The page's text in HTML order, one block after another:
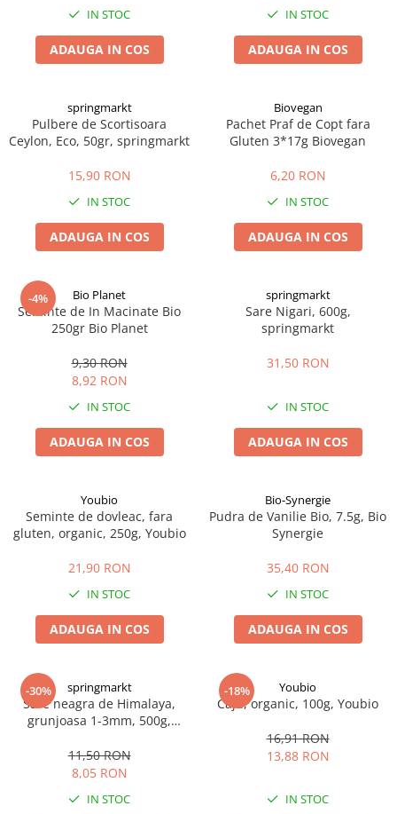
Sarcina si alaptare
Alte produse din Cocos
IN STOC
ADAUGA IN COS
IN STOC
ADAUGA IN COS
springmarkt
Pulbere de Scortisoara
Ceylon, Eco, 50gr, springmarkt
15,90 RON
IN STOC
ADAUGA IN COS
Biovegan
Pachet Praf de Copt fara
Gluten 3*17g Biovegan
6,20 RON
IN STOC
ADAUGA IN COS
-4% Bio Planet
Seminte de In Macinate Bio
250gr Bio Planet
9,30 RON
8,92 RON
IN STOC
ADAUGA IN COS
springmarkt
Sare Nigari, 600g,
springmarkt
31,50 RON
IN STOC
ADAUGA IN COS
Youbio
Seminte de dovleac, fara
gluten, organic, 250g, Youbio
21,90 RON
IN STOC
ADAUGA IN COS
Bio-Synergie
Pudra de Vanilie Bio, 7.5g, Bio
Synergie
35,40 RON
IN STOC
ADAUGA IN COS
-30% springmarkt
Sare neagra de Himalaya,
grunjoasa 1-3mm, 500g,
11,50 RON
8,05 RON
IN STOC
-18% Youbio
Caju, organic, 100g, Youbio
16,91 RON
13,88 RON
IN STOC